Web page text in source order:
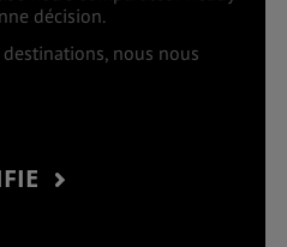
décision.
nous nous